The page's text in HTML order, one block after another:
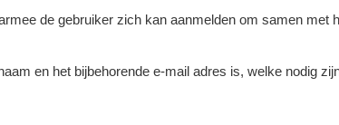
de gebruiker zich kan aanmelden om samen met
en het bijbehorende e-mail adres is, welke nodig